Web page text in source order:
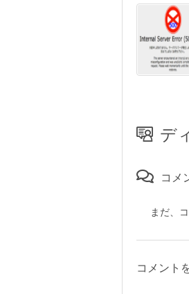
デ
コメ
まだ、
コメント